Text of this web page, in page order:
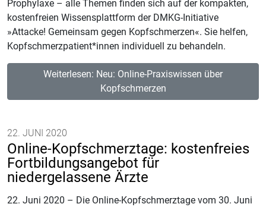
Prophylaxe – alle Themen finden sich auf der kompakten,
kostenfreien Wissensplattform der DMKG-Initiative
»Attacke! Gemeinsam gegen Kopfschmerzen«. Sie helfen,
Kopfschmerzpatient*innen individuell zu behandeln.
Weiterlesen: Neu: Online-Praxiswissen über
Kopfschmerzen
22. JUNI 2020
Online-Kopfschmerztage: kostenfreies
Fortbildungsangebot für
niedergelassene Ärzte
22. Juni 2020 – Die Online-Kopfschmerztage vom 30. Juni